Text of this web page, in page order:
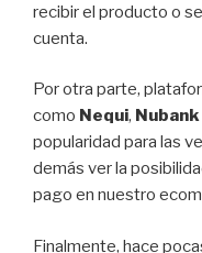
recibir el producto o
cuenta.
Por otra parte,
como Nequi, Nubank
popularidad para las
demás ver la
pago en nuestro
Finalmente, hace